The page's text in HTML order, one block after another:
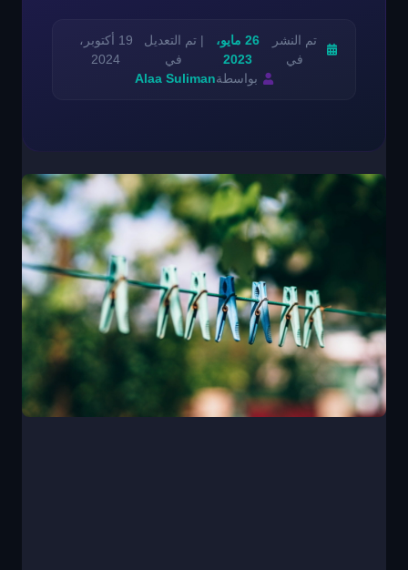
تم النشر
في
26 مايو،
2023
| تم التعديل
في
19 أكتوبر،
2024
بواسطةAlaa Suliman